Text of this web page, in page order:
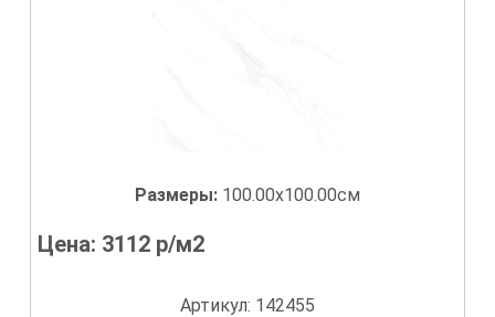
Размеры: 100.00x100.00см
Цена: 3112 р/м2
Артикул: 142455